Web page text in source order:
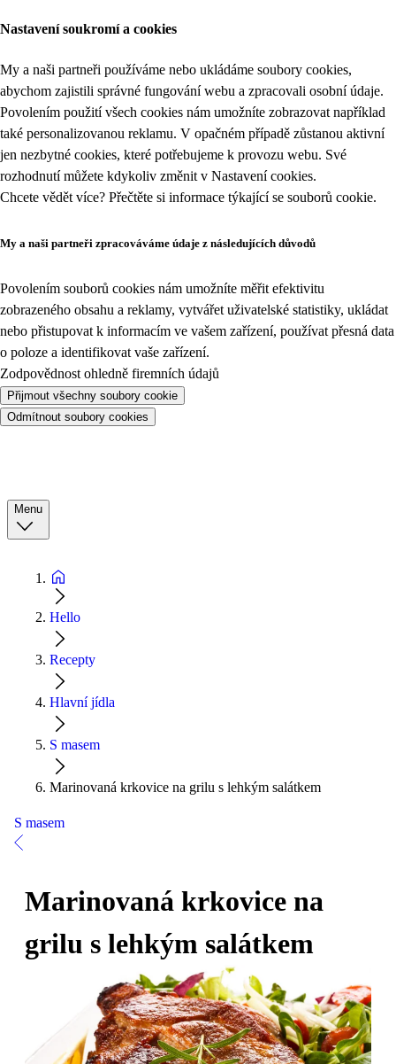
Nastavení soukromí a cookies
My a naši partneři používáme nebo ukládáme soubory cookies,
abychom zajistili správné fungování webu a zpracovali osobní údaje.
Povolením použití všech cookies nám umožníte zobrazovat například
také personalizovanou reklamu. V opačném případě zůstanou aktivní
jen nezbytné cookies, které potřebujeme k provozu webu. Své
rozhodnutí můžete kdykoliv změnit v Nastavení cookies.
Chcete vědět více? Přečtěte si informace týkající se souborů cookie.
My a naši partneři zpracováváme údaje z následujících důvodů
Povolením souborů cookies nám umožníte měřit efektivitu
zobrazeného obsahu a reklamy, vytvářet uživatelské statistiky, ukládat
nebo přistupovat k informacím ve vašem zařízení, používat přesná data
o poloze a identifikovat vaše zařízení.
Zodpovědnost ohledně firemních údajů
Přijmout všechny soubory cookie
Odmítnout soubory cookies
Menu
Hello
Recepty
Hlavní jídla
S masem
Marinovaná krkovice na grilu s lehkým salátkem
S masem
Marinovaná krkovice na
grilu s lehkým salátkem